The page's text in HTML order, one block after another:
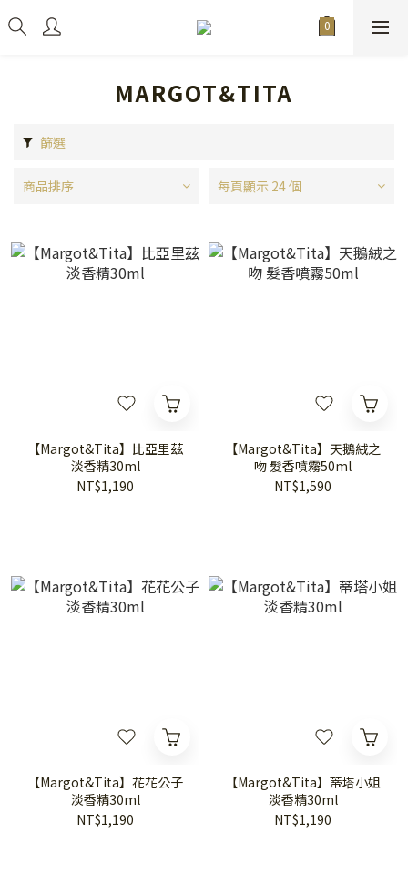
MARGOT&TITA
篩選
商品排序 每頁顯示 24 個
【Margot&Tita】比亞里茲
淡香精30ml
NT$1,190
【Margot&Tita】天鵝絨之
吻 髮香噴霧50ml
NT$1,590
【Margot&Tita】花花公子
淡香精30ml
NT$1,190
【Margot&Tita】蒂塔小姐
淡香精30ml
NT$1,190